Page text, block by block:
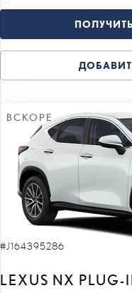
ВСКОРЕ
#J164395286
LEXUS NX PLUG-